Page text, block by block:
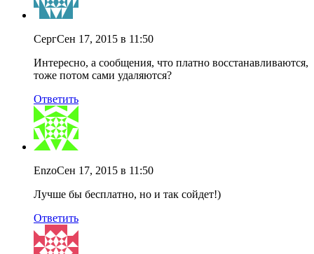
СергСен 17, 2015 в 11:50
Интересно, а сообщения, что платно восстанавливаются,
тоже потом сами удаляются?
Ответить
EnzoСен 17, 2015 в 11:50
Лучше бы бесплатно, но и так сойдет!)
Ответить